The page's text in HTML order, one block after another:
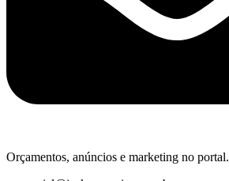
Orçamentos, anúncios e marketing no portal.